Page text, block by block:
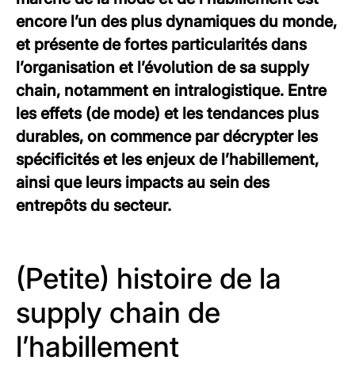
encore l’un des plus dynamiques du monde,
et présente de fortes particularités dans
l’organisation et l’évolution de sa supply
chain, notamment en intralogistique. Entre
les effets (de mode) et les tendances plus
durables, on commence par décrypter les
spécificités et les enjeux de l’habillement,
ainsi que leurs impacts au sein des
entrepôts du secteur.
(Petite) histoire de la
supply chain de
l’habillement